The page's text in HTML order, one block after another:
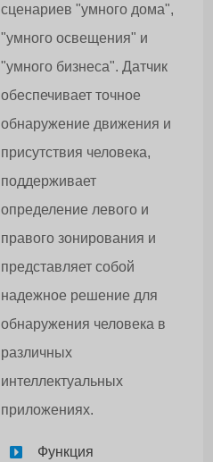
сценариев "умного дома",
"умного освещения" и
"умного бизнеса". Датчик
обеспечивает точное
обнаружение движения и
присутствия человека,
поддерживает
определение левого и
правого зонирования и
представляет собой
надежное решение для
обнаружения человека в
различных
интеллектуальных
приложениях.
Функция